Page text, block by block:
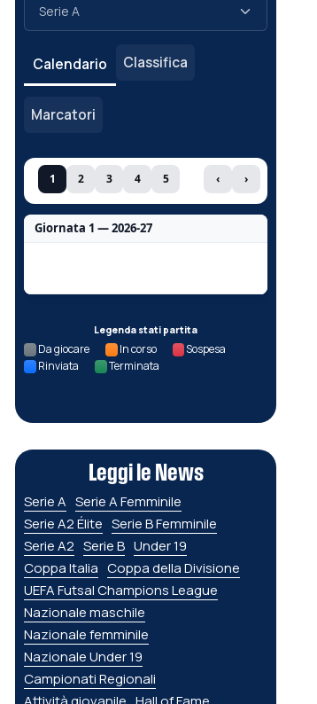
Calendario Classifica
Marcatori
1 2 3 4 5 ‹ ›
Giornata 1 — 2026-27
Legenda stati partita
Da giocare In corso
Sospesa
Rinviata
Terminata
Leggi le News
Serie A Serie A Femminile
Serie A2 Élite Serie B Femminile
Serie A2 Serie B Under 19
Coppa Italia Coppa della Divisione
UEFA Futsal Champions League
Nazionale maschile
Nazionale femminile
Nazionale Under 19
Campionati Regionali